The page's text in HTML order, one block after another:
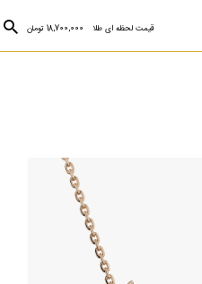
قیمت لحظه ای طلا 18,700,000 تومان